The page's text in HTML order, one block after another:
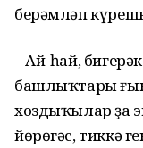
берәмләп
– Ай-һай,
башлыҡтары
хоздыҡылар ҙа
йөрөгәс, тиккә